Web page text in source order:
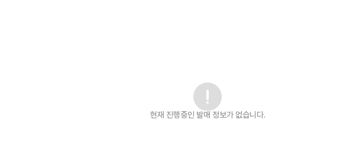
현재 진행중인 발매 정보가 없습니다.